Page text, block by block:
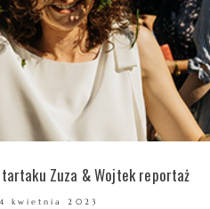
Zuza & Wojtek reportaż
kwietnia 2023